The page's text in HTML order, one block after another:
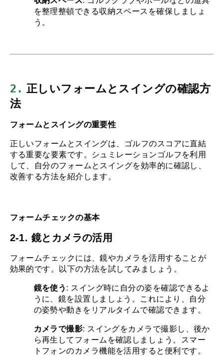
を整理整頓できる収納スペースを確保しましょ
う。
2. 正しいフォームとスイングの確認方
法
フォームとスイングの重要性
正しいフォームとスイングは、ゴルフのスコアに直結
する重要な要素です。シュミレーションゴルフを利用
して、自分のフォームとスイングを効率的に確認し、
改善する方法を紹介します。
フォームチェックの基本
2-1. 鏡とカメラの活用
フォームチェックには、鏡やカメラを活用することが
効果的です。以下の方法を試してみましょう。
鏡を使う : スイング時に自分の姿を確認できるよ
うに、鏡を設置しましょう。これにより、自分
の姿勢や動きをリアルタイムで確認できます。
カメラで撮影: スイングをカメラで撮影し、後か
ら再生してフォームを確認しましょう。スマー
トフォンのカメラ機能を活用すると便利です。